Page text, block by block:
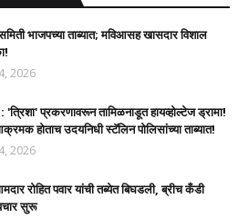
भाजपच्या ताब्यात; मविआसह खासदार विशाल
2026
प्रकरणावरून तामिळनाडूत हायव्होल्टेज ड्रामा!
होताच उदयनिधी स्टॅलिन पोलिसांच्या ताब्यात!
2026
रोहित पवार यांची तब्येत बिघडली, ब्रीच कँडी
सुरू